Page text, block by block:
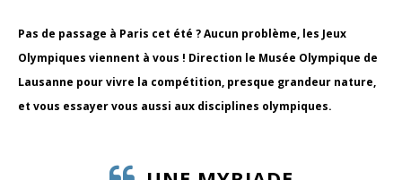
Pas de passage à Paris cet été ? Aucun problème, les Jeux
Olympiques viennent à vous ! Direction le Musée Olympique de
Lausanne pour vivre la compétition, presque grandeur nature,
et vous essayer vous aussi aux disciplines olympiques.